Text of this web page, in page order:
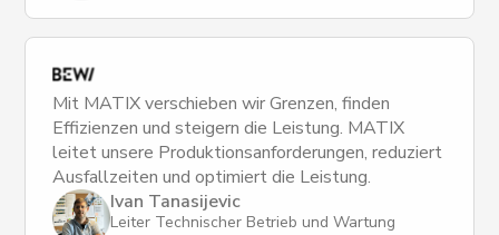
Mit MATIX verschieben wir Grenzen, finden
Effizienzen und steigern die Leistung. MATIX
leitet unsere Produktionsanforderungen, reduziert
Ausfallzeiten und optimiert die Leistung.
Ivan Tanasijevic
Leiter Technischer Betrieb und Wartung